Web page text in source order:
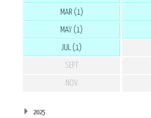
MAR (1)
MAY (1)
JUL (1)
SEPT
NOV
2025